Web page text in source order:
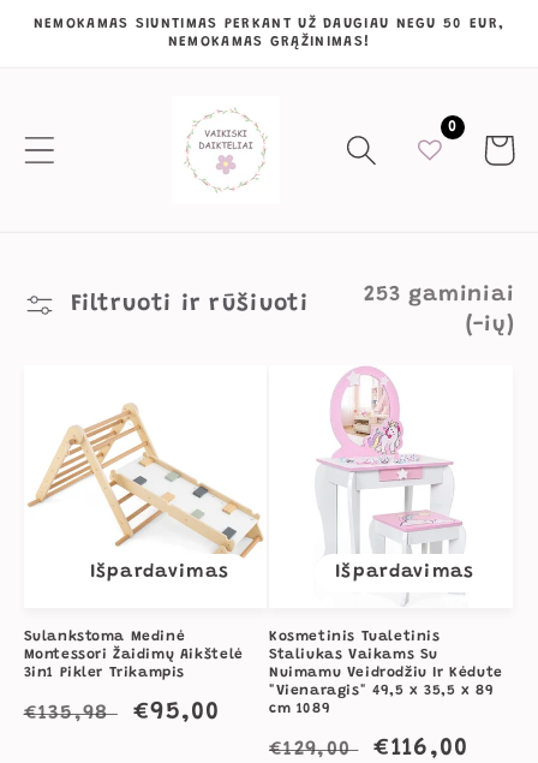
Eiti į
NEMOKAMAS SIUNTIMAS PERKANT UŽ DAUGIAU NEGU 50 EUR,
NEMOKAMAS GRĄŽINIMAS!
0
Filtruoti ir rūšiuoti
253 gaminiai
(-ių)
Išpardavimas
Sulankstoma Medinė
Montessori Žaidimų Aikštelė
3in1 Pikler Trikampis
Įprasta
€135,98
Išpardavimo
€95,00
Išpardavimas
Kosmetinis Tualetinis
Staliukas Vaikams Su
Nuimamu Veidrodžiu Ir Kėdute
"Vienaragis" 49,5 x 35,5 x 89
cm 1089
Įprasta
€129,00
Išpardavimo
€116,00